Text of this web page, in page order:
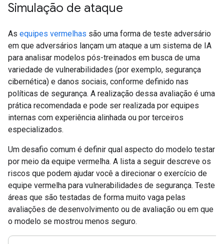
Simulação de ataque
As equipes vermelhas são uma forma de teste adversário
em que adversários lançam um ataque a um sistema de IA
para analisar modelos pós-treinados em busca de uma
variedade de vulnerabilidades (por exemplo, segurança
cibernética) e danos sociais, conforme definido nas
políticas de segurança. A realização dessa avaliação é uma
prática recomendada e pode ser realizada por equipes
internas com experiência alinhada ou por terceiros
especializados.
Um desafio comum é definir qual aspecto do modelo testar
por meio da equipe vermelha. A lista a seguir descreve os
riscos que podem ajudar você a direcionar o exercício de
equipe vermelha para vulnerabilidades de segurança. Teste
áreas que são testadas de forma muito vaga pelas
avaliações de desenvolvimento ou de avaliação ou em que
o modelo se mostrou menos seguro.